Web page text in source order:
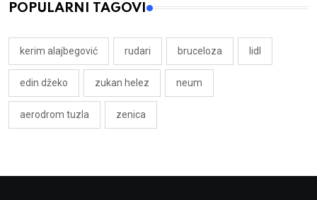
POPULARNI TAGOVI
kerim alajbegović rudari bruceloza lidl
edin džeko zukan helez neum
aerodrom tuzla zenica